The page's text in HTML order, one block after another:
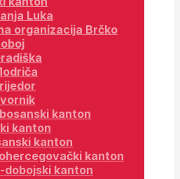
Luka
organizacija Brčko
kanton
kanton
kanton
kanton
dobojski kanton